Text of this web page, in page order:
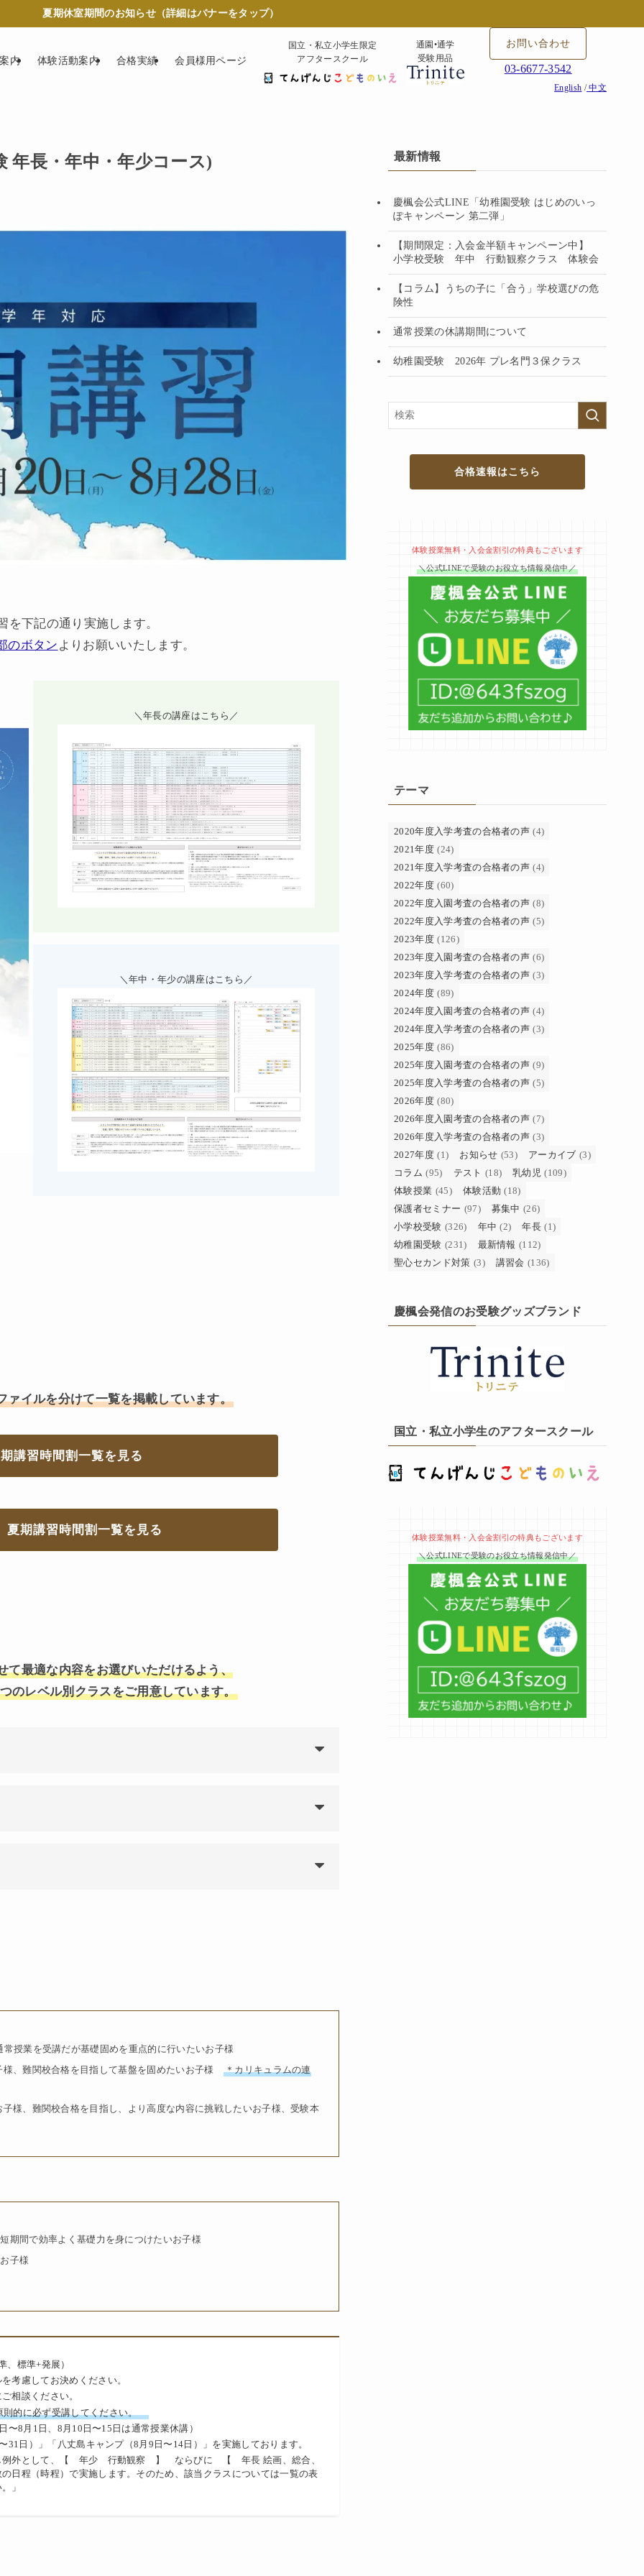
夏期休室期間のお知らせ（詳細はバナーをタップ）
内 体験活動案内 合格実績 会員様用ページ
国立・私立小学生限定
アフタースクール
通園•通学
受験用品
お問い合わせ
03-6677-3542
English /中文
年長・年中・年少コース)
を下記の通り実施します。
のボタン より お願いいたします。
＼年長の講座はこちら／
＼年中・年少の講座はこちら／
ァイルを分けて一覧を掲載しています。
講習時間割一覧を見る
期講習時間割一覧を見る
て最適な内容をお選びいただけるよう、
のレベル別クラスをご用意しています。
授業を受講だが基礎固めを重点的に行いたいお子様
、難関校合格を目指して基盤を固めたいお子様 ＊カリキュラムの連
様、難関校合格を目指し、より高度な内容に挑戦したいお子様、受験本
期間で効率よく基礎力を身につけたいお子様
子様
、標準+発展）
考慮してお決めください。
相談ください。
則的に必ず受講してください。
〜8月1日、8月10日〜15日は通常授業休講）
日）」「八丈島キャンプ（8月9日〜14日）」を実施しております。
し例外として、【 年少 行動観察 】 ならびに 【 年長 絵画、総合、
程（時程）で実施します。そのため、該当クラスについては一覧の表
」
最新情報
慶楓会公式LINE「幼稚園受験 はじめのいっ
ぽキャンペーン 第二弾」
【期間限定：入会金半額キャンペーン中】
小学校受験 年中 行動観察クラス 体験会
【コラム】うちの子に「合う」学校選びの危
険性
通常授業の休講期間について
幼稚園受験 2026年 プレ名門３保クラス
合格速報はこちら
体験授業無料・入会金割引の特典もございます
＼公式LINEで受験のお役立ち情報発信中／
テーマ
2020年度入学考査の合格者の声 (4)
2021年度 (24)
2021年度入学考査の合格者の声 (4)
2022年度 (60)
2022年度入園考査の合格者の声 (8)
2022年度入学考査の合格者の声 (5)
2023年度 (126)
2023年度入園考査の合格者の声 (6)
2023年度入学考査の合格者の声 (3)
2024年度 (89)
2024年度入園考査の合格者の声 (4)
2024年度入学考査の合格者の声 (3)
2025年度 (86)
2025年度入園考査の合格者の声 (9)
2025年度入学考査の合格者の声 (5)
2026年度 (80)
2026年度入園考査の合格者の声 (7)
2026年度入学考査の合格者の声 (3)
2027年度 (1) お知らせ (53) アーカイブ (3)
コラム (95) テスト (18) 乳幼児 (109)
体験授業 (45) 体験活動 (18)
保護者セミナー (97) 募集中 (26)
小学校受験 (326) 年中 (2) 年長 (1)
幼稚園受験 (231) 最新情報 (112)
聖心セカンド対策 (3) 講習会 (136)
慶楓会発信のお受験グッズブランド
国立・私立小学生のアフタースクール
体験授業無料・入会金割引の特典もございます
＼公式LINEで受験のお役立ち情報発信中／